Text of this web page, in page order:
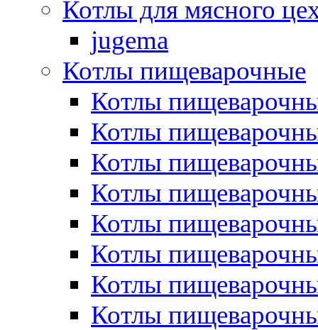
Котлы для мясного
jugema
Котлы пищеварочные
Котлы
Котлы
Котлы
Котлы
Котлы
Котлы
Котлы
Котлы